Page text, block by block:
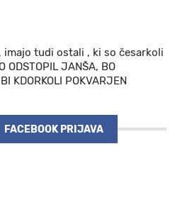
imajo tudi ostali , ki so česarkoli
JANŠA, BO
KDORKOLI POKVARJEN
FACEBOOK PRIJAVA